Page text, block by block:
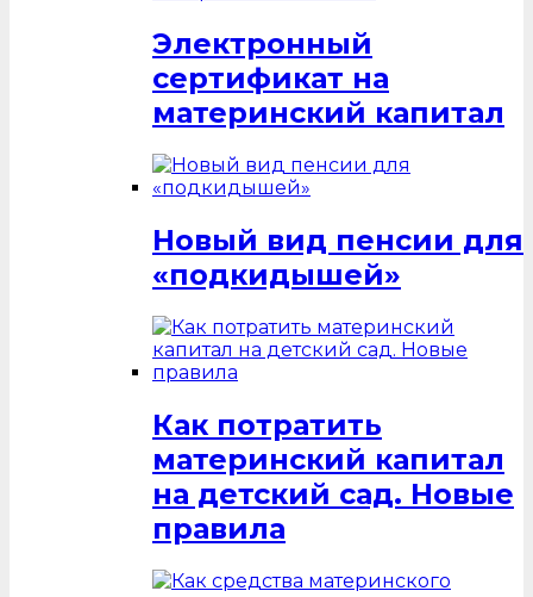
Электронный
сертификат на
материнский капитал
Новый вид пенсии для
«подкидышей»
Как потратить
материнский капитал
на детский сад. Новые
правила